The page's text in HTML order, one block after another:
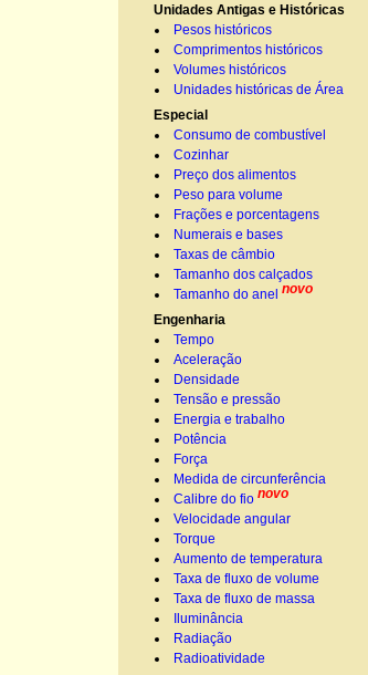
Unidades Antigas e Históricas
Pesos históricos
Comprimentos históricos
Volumes históricos
Unidades históricas de Área
Especial
Consumo de combustível
Cozinhar
Preço dos alimentos
Peso para volume
Frações e porcentagens
Numerais e bases
Taxas de câmbio
Tamanho dos calçados
Tamanho do anel novo
Engenharia
Tempo
Aceleração
Densidade
Tensão e pressão
Energia e trabalho
Potência
Força
Medida de circunferência
Calibre do fio novo
Velocidade angular
Torque
Aumento de temperatura
Taxa de fluxo de volume
Taxa de fluxo de massa
Iluminância
Radiação
Radioatividade